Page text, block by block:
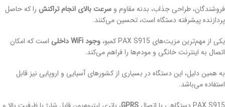
فروشندگان، طراحی جذاب، بدنه مقاوم و سرعت بالای انجام تراکنش را که حاصل
پردازنده پیشرفته دستگاه است، تحسین می‌کنند.
یکی از مهم‌ترین مزیت‌های PAX S915 کمبو،
وجود WiFi داخلی
است که امکان
اتصال به اینترنت خانگی و مودم‌ها را فراهم می‌کند.
به همین دلیل، این دستگاه در بسیاری از کشورهای آسیایی و اروپایی نیز قابل
استفاده می‌باشد.